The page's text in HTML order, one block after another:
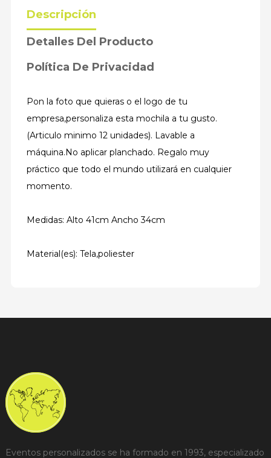
Descripción
Detalles Del Producto
Política De Privacidad
Pon la foto que quieras o el logo de tu
empresa,personaliza esta mochila a tu gusto.
(Articulo minimo 12 unidades). Lavable a
máquina.No aplicar planchado. Regalo muy
práctico que todo el mundo utilizará en cualquier
momento.
Medidas: Alto 41cm Ancho 34cm
Material(es): Tela,poliester
Eventos personalizados se ha formado en 1993, especializado